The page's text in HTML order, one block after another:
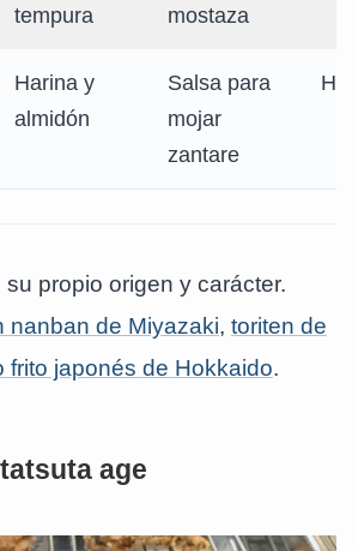
tempura
mostaza
Harina y
almidón
Salsa para
mojar
zantare
propio origen y carácter.
nanban de Miyazaki, toriten de
frito japonés de Hokkaido.
age